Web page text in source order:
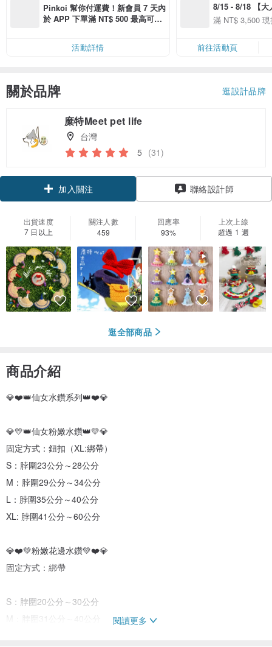
Pinkoi 幫你付運費！新會員 7 天內
於 APP 下單滿 NT$ 500 最高可折
活動詳情
8/15 - 8/18 【大
季】滿
滿 NT$ 3,500
前往活動頁
關於品牌 逛設計品牌
糜特Meet pet life
台灣
5 (31)
加入關注 聯絡設計師
出貨速度
7 日以上
關注人數
459
回應率
93%
上次上線
超過 1 週
逛全部商品
商品介紹
💎️❤️👑仙女水鑽系列👑❤️💎
💎💛👑仙女粉嫩水鑽👑💛💎
固定方式：鈕扣（XL:綁帶）
S：脖圍23公分～28公分
M：脖圍29公分～34公分
L：脖圍35公分～40公分
XL: 脖圍41公分～60公分
💎❤️💚粉嫩花邊水鑽💚❤️💎
固定方式：綁帶
S：脖圍20公分～30公分
M：脖圍31公分～40公分
閱讀更多